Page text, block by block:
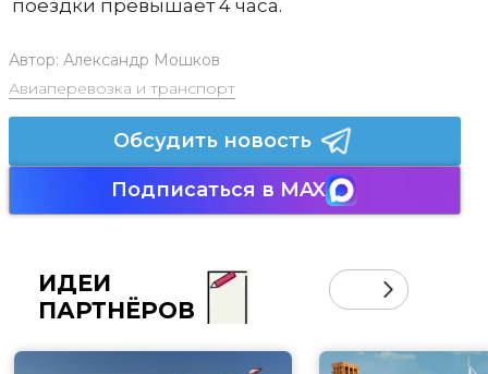
поездки превышает 4 часа.
Автор: Александр Мошков
Авиаперевозка и транспорт
Обсудить новость
Подписаться в MAX
ИДЕИ
ПАРТНЁРОВ